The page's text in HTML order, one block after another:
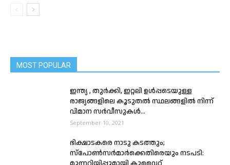
MOST POPULAR
ഇന്ത്യ , തുർക്കി, ഇറ്റലി ഉൾപ്പടെയുള്ള
രാജ്യങ്ങളിലെ കൂടുതൽ സ്ഥലങ്ങളിൽ നിന്ന്
വിമാന സർവീസുകൾ...
September 10, 2021
ഭിക്ഷാടകരെ നാടു കടത്തും;
സ്പോൺസർമാർക്കെതിരെയും നടപടി: